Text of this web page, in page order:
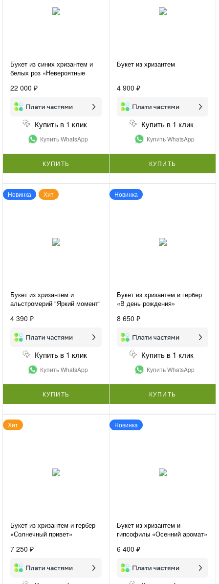
Букет из синих хризантем и
белых роз «Невероятные
22 000 ₽
Купить в 1 клик
Купить WhatsApp
КУПИТЬ
Букет из хризантем
4 900 ₽
Купить в 1 клик
Купить WhatsApp
КУПИТЬ
Новинка Хит
Букет из хризантем и
альстромерий "Яркий момент"
4 390 ₽
Купить в 1 клик
Купить WhatsApp
КУПИТЬ
Новинка
Букет из хризантем и гербер
«В день рождения»
8 650 ₽
Купить в 1 клик
Купить WhatsApp
КУПИТЬ
Хит
Букет из хризантем и гербер
«Солнечный привет»
7 250 ₽
Новинка
Букет из хризантем и
гипсофилы «Осенний аромат»
6 400 ₽